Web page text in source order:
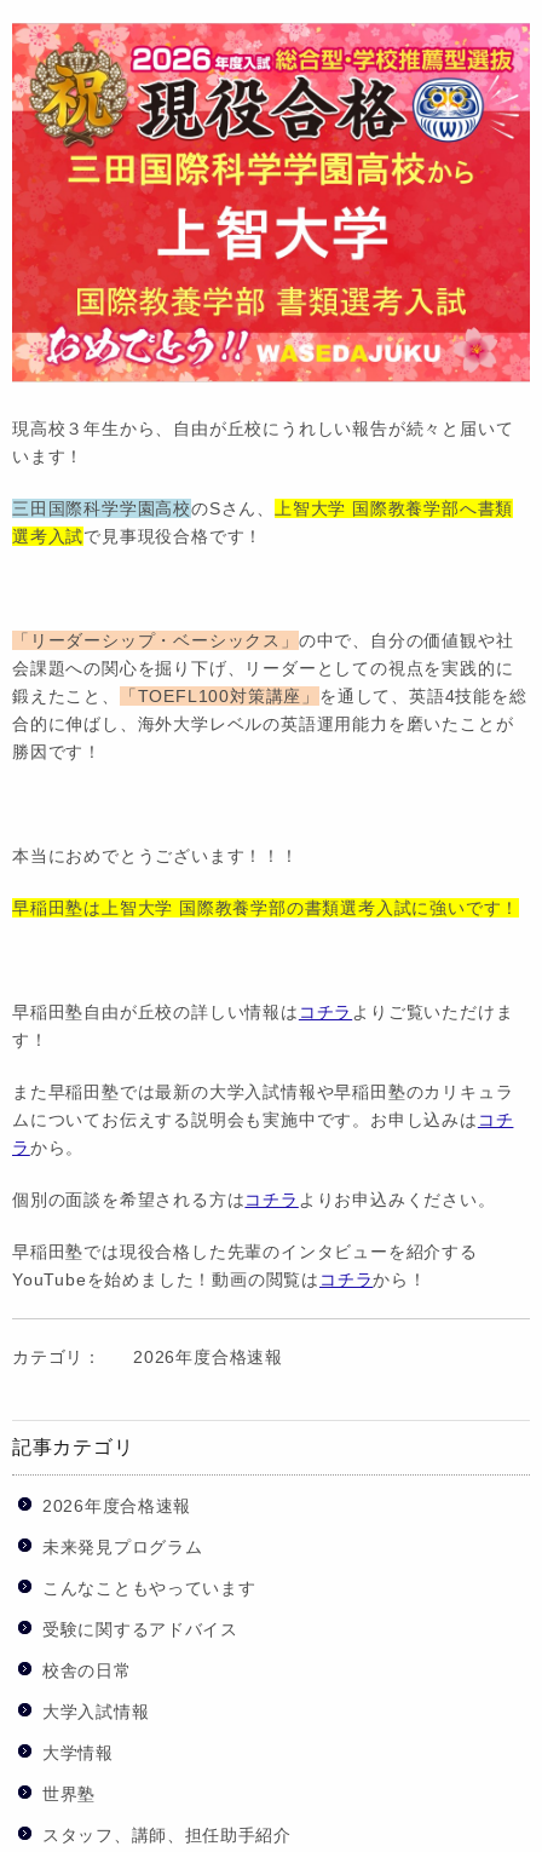
現高校３年生から、自由が丘校にうれしい報告が続々と届いて
います！
三田国際科学学園高校のSさん、上智大学 国際教養学部へ書類
選考入試で見事現役合格です！
「リーダーシップ・ベーシックス」 の中で、自分の価値観や社
会課題への関心を掘り下げ、リーダーとしての視点を実践的に
鍛えたこと、
「TOEFL100対策講座」 を通して、英語4技能を総
合的に伸ばし、海外大学レベルの英語運用能力を磨いたことが
勝因です！
本当におめでとうございます！！！
早稲田塾は上智大学 国際教養学部の書類選考入試に強いです！
早稲田塾自由が丘校の詳しい情報は コチラ よりご覧いただけま
す！
また早稲田塾では最新の大学入試情報や早稲田塾のカリキュラ
ムについてお伝えする説明会も実施中です。お申し込みは コチ
ラから。
個別の面談を希望される方はコチラ よりお申込みください。
早稲田塾では現役合格した先輩のインタビューを紹介する
YouTubeを始めました！動画の閲覧は コチラから！
カテゴリ： 2026年度合格速報
記事カテゴリ
2026年度合格速報
未来発見プログラム
こんなこともやっています
受験に関するアドバイス
校舎の日常
大学入試情報
大学情報
世界塾
スタッフ、講師、担任助手紹介